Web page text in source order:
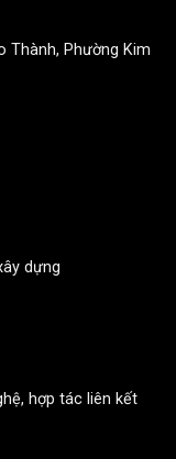
Thành, Phường Kim
dựng
hợp tác liên kết